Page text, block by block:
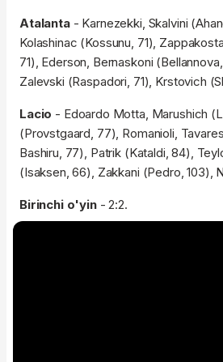
Atalanta - Karnezekki, Skalvini
Kolashinac (Kossunu, 71),
71), Ederson, Bernaskoni
Zalevski (Raspadori, 71), Krstovich
Lacio - Edoardo Motta, Marushich
(Provstgaard, 77), Romanioli,
Bashiru, 77), Patrik (Kataldi, 84),
(Isaksen, 66), Zakkani (Pedro, 103),
Birinchi o'yin- 2:2.